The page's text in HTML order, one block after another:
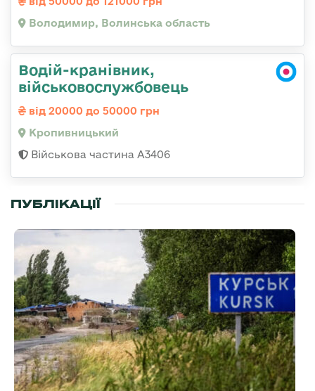
Володимир, Волинська область
Водій-кранівник,
військовослужбовець
від 20000 до 50000 грн
Кропивницький
Військова частина А3406
ПУБЛІКАЦІЇ